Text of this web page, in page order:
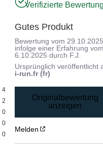
4
2
0
0
0
Verifizierte
Gutes Produkt
Bewertung vom
infolge einer Erfahrung
6.10.2025 durch F.J.
Ursprünglich veröffentlicht
i-run.fr (fr)
Originalbewertung
anzeigen
Melden